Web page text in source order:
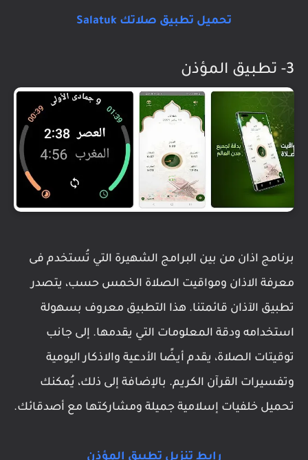
تحميل تطبيق صلاتك Salatuk
3- تطبيق المؤذن
برنامج اذان من بين البرامج الشهيرة التي تُستخدم فى
معرفة الاذان ومواقيت الصلاة الخمس حسب، يتصدر
تطبيق الآذان قائمتنا. هذا التطبيق معروف بسهولة
استخدامه ودقة المعلومات التي يقدمها. إلى جانب
توقيتات الصلاة، يقدم أيضًا الأدعية والاذكار اليومية
وتفسيرات القرآن الكريم. بالإضافة إلى ذلك، يُمكنك
تحميل خلفيات إسلامية جميلة ومشاركتها مع أصدقائك.
رابط تنزيل تطبيق المؤذن